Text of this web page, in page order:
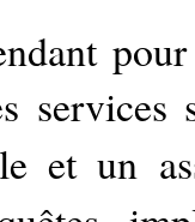
services
et un